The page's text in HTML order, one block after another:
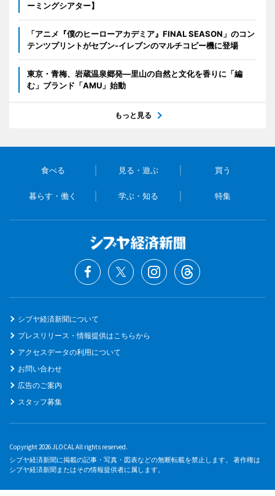
ーミングシアター】
「アニメ『僕のヒーローアカデミア』FINAL SEASON」のコン
テンツプリントがセブン‐イレブンのマルチコピー機に登場
東京・青梅、岩蔵温泉郷発―里山の自然と文化を香りに「編
む」ブランド「AMU」始動
もっと見る
食べる 見る・遊ぶ 買う
暮らす・働く 学ぶ・知る 特集
シブヤ経済新聞について
プレスリリース・情報提供はこちらから
アクセスデータの利用について
お問い合わせ
広告のご案内
スタッフ募集
Copyright 2026 JLOCAL All rights reserved.
シブヤ経済新聞に掲載の記事・写真・図表などの無断転載を禁止します。 著作権は
シブヤ経済新聞またはその情報提供者に属します。